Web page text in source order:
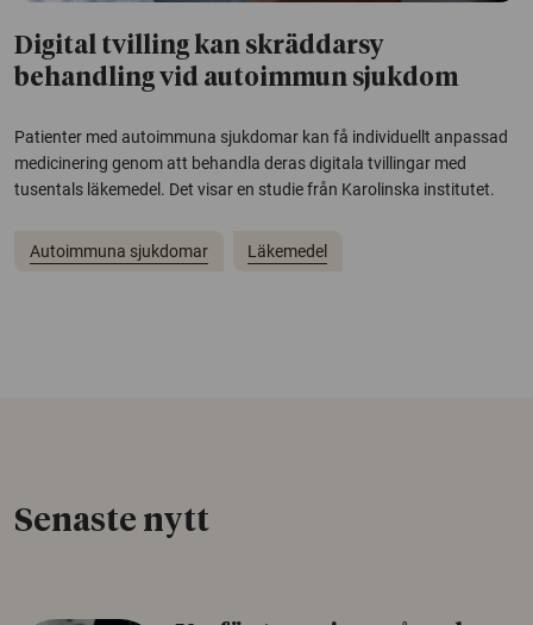
Digital tvilling kan skräddarsy
behandling vid autoimmun sjukdom
Patienter med autoimmuna sjukdomar kan få individuellt anpassad
medicinering genom att behandla deras digitala tvillingar med
tusentals läkemedel. Det visar en studie från Karolinska institutet.
Autoimmuna sjukdomar Läkemedel
Senaste nytt